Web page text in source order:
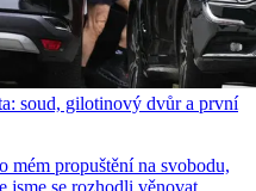
soud, gilotinový dvůr a první
mém propuštění na svobodu,